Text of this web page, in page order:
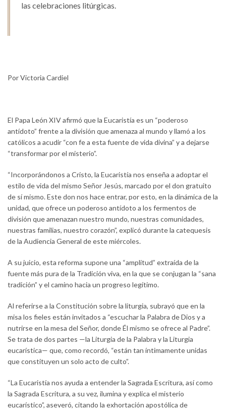
las celebraciones litúrgicas.
Por Victoria Cardiel
El Papa León XIV afirmó que la Eucaristía es un “poderoso
antídoto” frente a la división que amenaza al mundo y llamó a los
católicos a acudir “con fe a esta fuente de vida divina” y a dejarse
“transformar por el misterio”.
“Incorporándonos a Cristo, la Eucaristía nos enseña a adoptar el
estilo de vida del mismo Señor Jesús, marcado por el don gratuito
de sí mismo. Este don nos hace entrar, por esto, en la dinámica de la
unidad, que ofrece un poderoso antídoto a los fermentos de
división que amenazan nuestro mundo, nuestras comunidades,
nuestras familias, nuestro corazón”, explicó durante la catequesis
de la Audiencia General de este miércoles.
A su juicio, esta reforma supone una “amplitud” extraída de la
fuente más pura de la Tradición viva, en la que se conjugan la “sana
tradición” y el camino hacia un progreso legítimo.
Al referirse a la Constitución sobre la liturgia, subrayó que en la
misa los fieles están invitados a “escuchar la Palabra de Dios y a
nutrirse en la mesa del Señor, donde Él mismo se ofrece al Padre”.
Se trata de dos partes —la Liturgia de la Palabra y la Liturgia
eucarística— que, como recordó, “están tan íntimamente unidas
que constituyen un solo acto de culto”.
“La Eucaristía nos ayuda a entender la Sagrada Escritura, así como
la Sagrada Escritura, a su vez, ilumina y explica el misterio
eucarístico”, aseveró, citando la exhortación apostólica de